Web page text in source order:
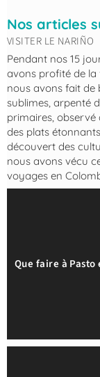
Nos articles
VISITER LE NARIÑO
Pendant nos 15
avons profité de la
nous avons fait de
sublimes, arpenté
primaires, observé
des plats
découvert des
nous avons vécu
voyages en
Que faire à